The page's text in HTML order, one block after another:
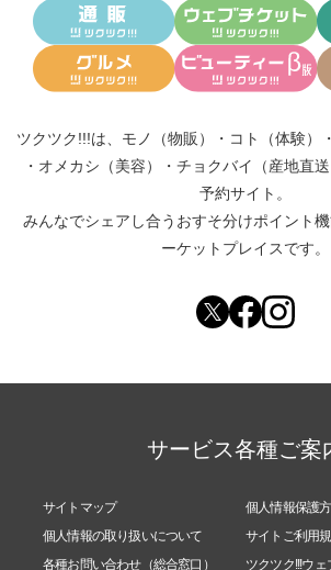
ツクツク!!!は、 モノ（物販） ・ コト（体験） ・
・ オメカシ（美容） ・ チョクバイ（産地直送
予約サイト。
みんなでシェアし合う おすそ分けポイント
ーケットプレイスです。
サービス各種ご案
サイトマップ
個人情報保護
個人情報の取り扱いについて
サイトご利用
各種お問い合わせ（総合窓口）
ツクツク!!!ウ